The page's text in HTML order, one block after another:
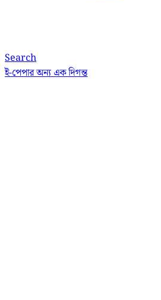
Search
ই-পেপারঅন্য এক দিগন্ত